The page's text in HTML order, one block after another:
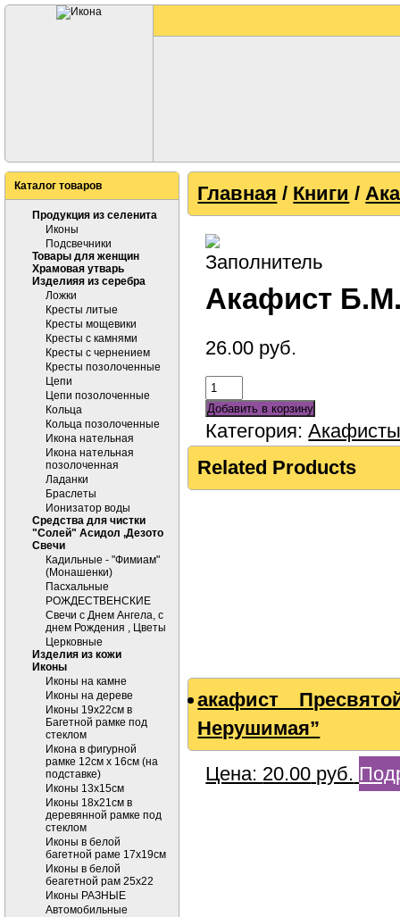
Каталог товаров
Продукция из селенита
Иконы
Подсвечники
Товары для женщин
Храмовая утварь
Изделияя из серебра
Ложки
Кресты литые
Кресты мощевики
Кресты с камнями
Кресты с чернением
Кресты позолоченные
Цепи
Цепи позолоченные
Кольца
Кольца позолоченные
Икона нательная
Икона нательная
позолоченная
Ладанки
Браслеты
Ионизатор воды
Средства для чистки
"Солей" Асидол ,Дезото
Cвечи
Кадильные - "Фимиам"
(Монашенки)
Пасхальные
РОЖДЕСТВЕНСКИЕ
Свечи с Днем Ангела, с
днем Рождения , Цветы
Церковные
Изделия из кожи
Иконы
Иконы на камне
Иконы на дереве
Иконы 19х22см в
Багетной рамке под
стеклом
Икона в фигурной
рамке 12см х 16см (на
подставке)
Иконы 13х15см
Иконы 18х21см в
деревянной рамке под
стеклом
Иконы в белой
багетной раме 17х19см
Иконы в белой
беагетной рам 25х22
Иконы РАЗНЫЕ
Автомобильные
Главная / Книги /
Акафист
26.00 руб.
Добавить в корзину
Категория:
Related Products
акафист
Нерушимая”
Цена: 20.00 руб.